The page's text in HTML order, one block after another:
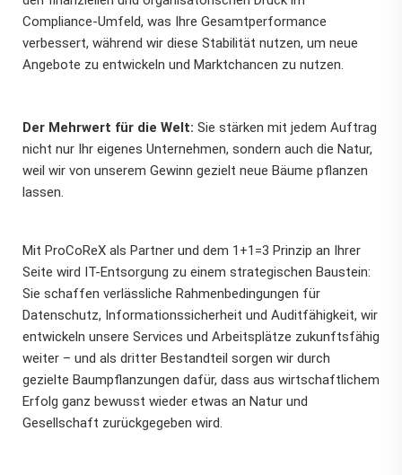
Compliance-Umfeld, was Ihre Gesamtperformance
verbessert, während wir diese Stabilität nutzen, um neue
Angebote zu entwickeln und Marktchancen zu nutzen.
Der Mehrwert für die Welt: Sie stärken mit jedem Auftrag
nicht nur Ihr eigenes Unternehmen, sondern auch die Natur,
weil wir von unserem Gewinn gezielt neue Bäume pflanzen
lassen.
Mit ProCoReX als Partner und dem 1+1=3 Prinzip an Ihrer
Seite wird IT-Entsorgung zu einem strategischen Baustein:
Sie schaffen verlässliche Rahmenbedingungen für
Datenschutz, Informationssicherheit und Auditfähigkeit, wir
entwickeln unsere Services und Arbeitsplätze zukunftsfähig
weiter – und als dritter Bestandteil sorgen wir durch
gezielte Baumpflanzungen dafür, dass aus wirtschaftlichem
Erfolg ganz bewusst wieder etwas an Natur und
Gesellschaft zurückgegeben wird.